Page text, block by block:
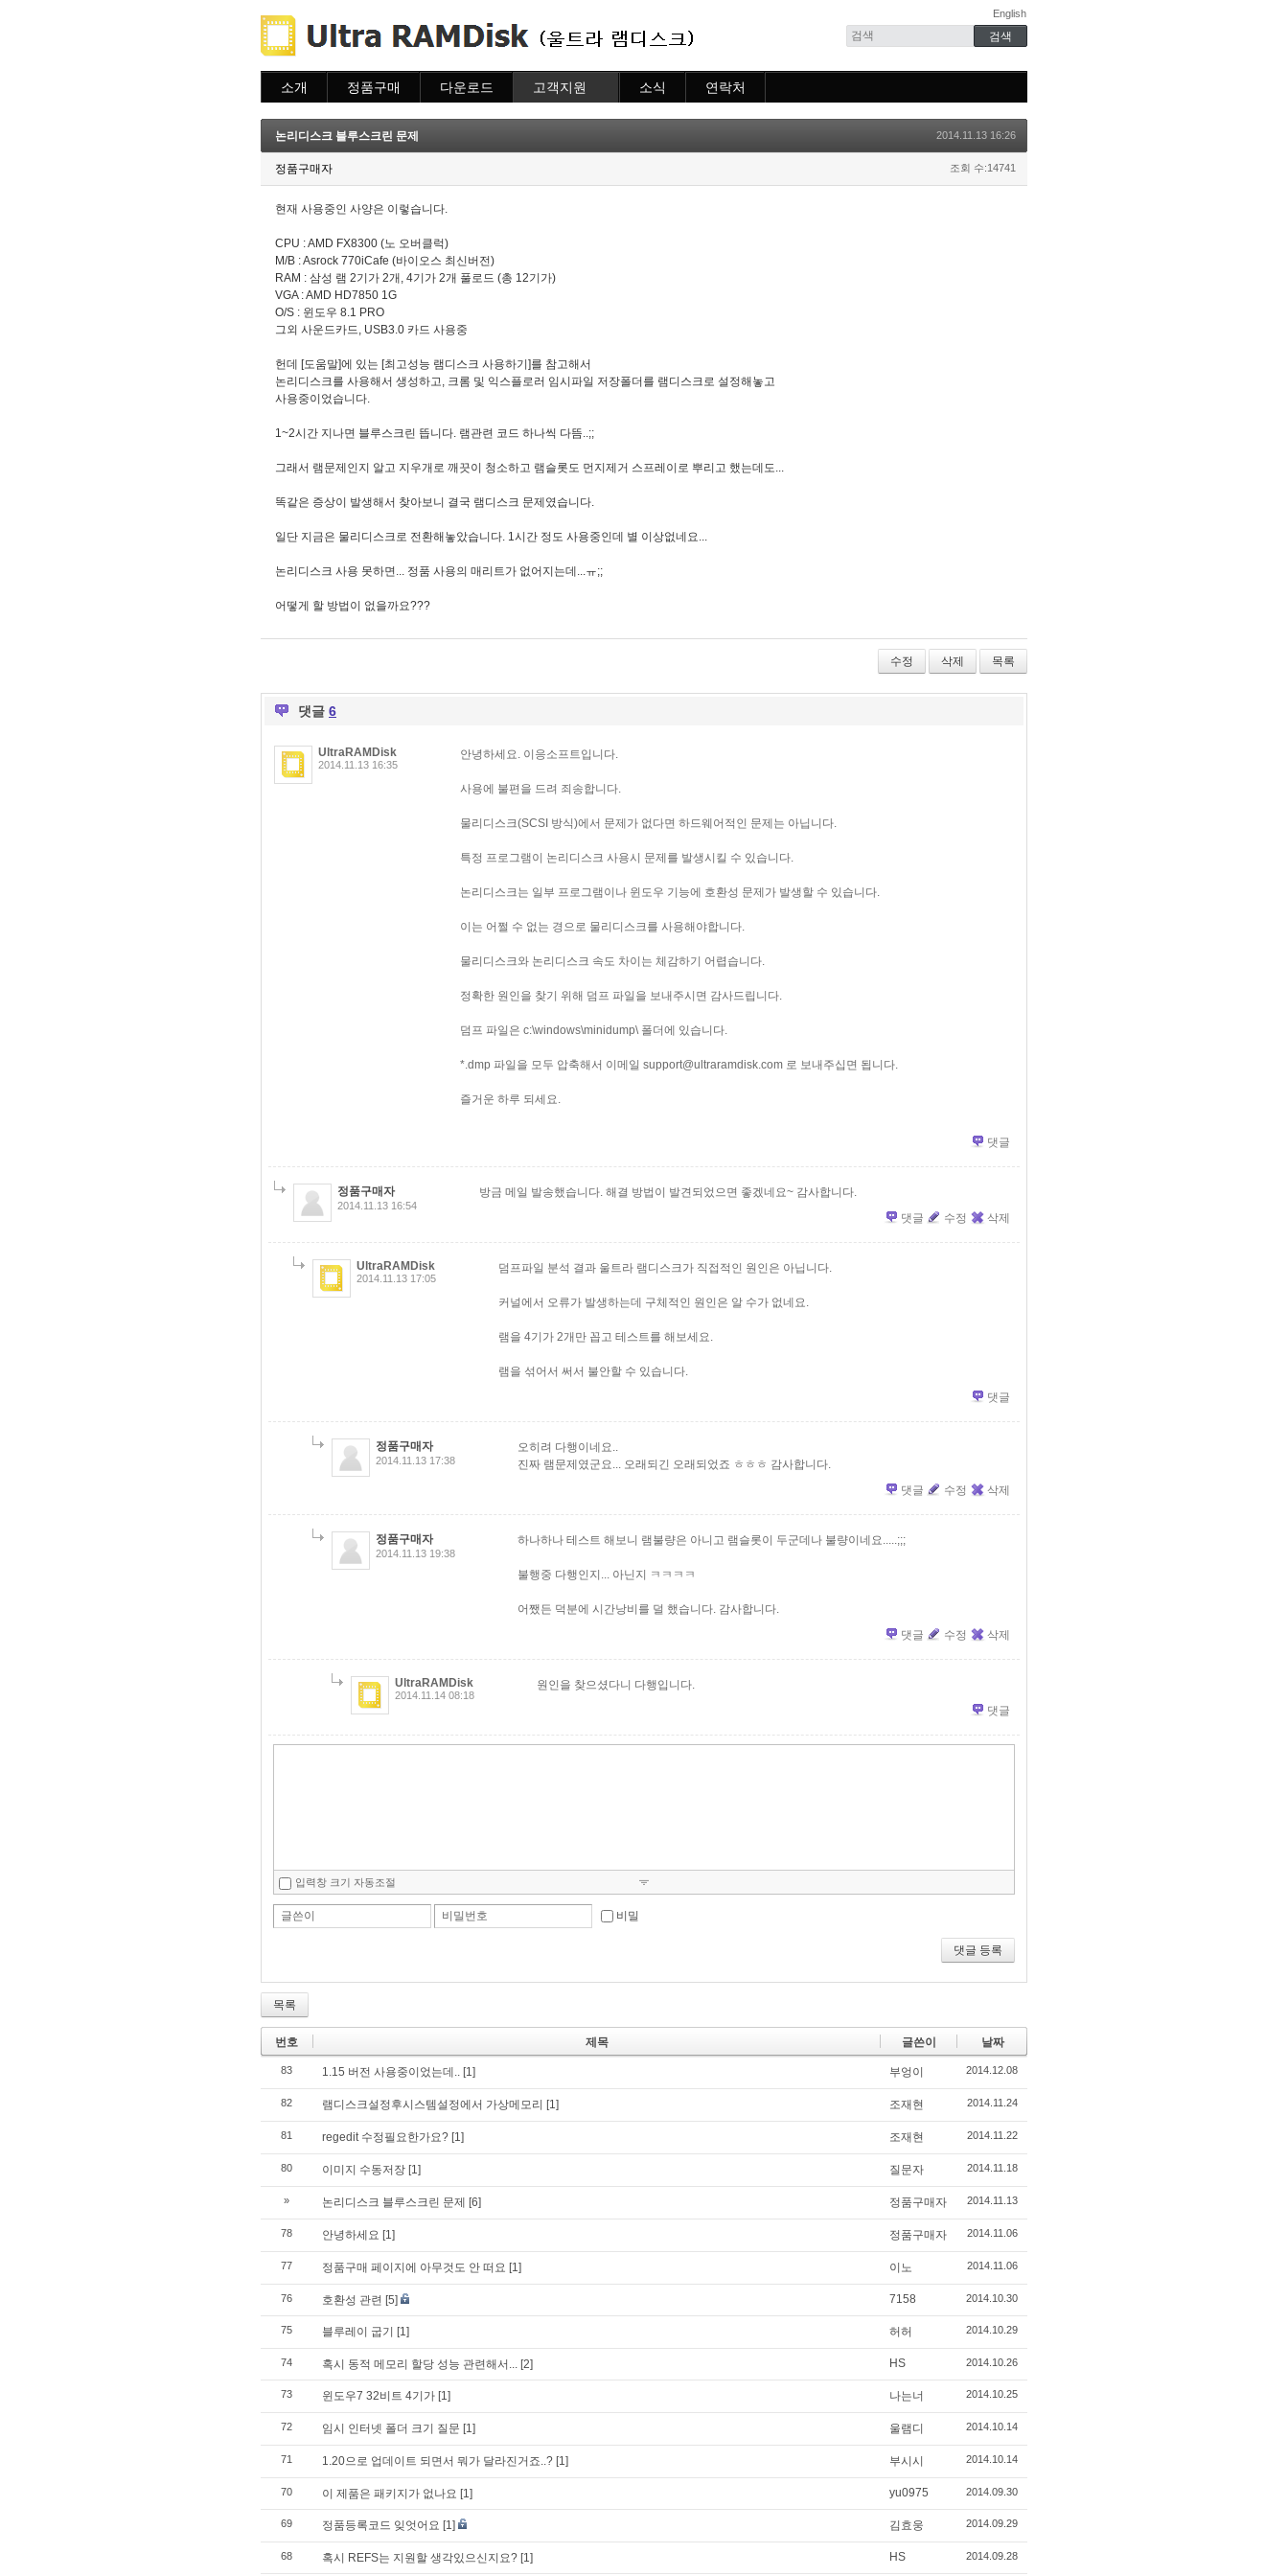
English
소개 정품구매
주문조회
이용안내
다운로드 고객지원
질문하기
소식 연락처
논리디스크 블루스크린 문제
2014.11.13 16:26
정품구매자 조회 수:14741
현재 사용중인 사양은 이렇습니다.
CPU : AMD FX8300 (노 오버클럭)
M/B : Asrock 770iCafe (바이오스 최신버전)
RAM : 삼성 램 2기가 2개, 4기가 2개 풀로드 (총 12기가)
VGA : AMD HD7850 1G
O/S : 윈도우 8.1 PRO
그외 사운드카드, USB3.0 카드 사용중
헌데 [도움말]에 있는 [최고성능 램디스크 사용하기]를 참고해서
논리디스크를 사용해서 생성하고, 크롬 및 익스플로러 임시파일 저장폴더를 램디스크로 설정해놓고
사용중이었습니다.
1~2시간 지나면 블루스크린 뜹니다. 램관련 코드 하나씩 다뜸..;;
그래서 램문제인지 알고 지우개로 깨끗이 청소하고 램슬롯도 먼지제거 스프레이로 뿌리고 했는데도...
똑같은 증상이 발생해서 찾아보니 결국 램디스크 문제였습니다.
일단 지금은 물리디스크로 전환해놓았습니다. 1시간 정도 사용중인데 별 이상없네요...
논리디스크 사용 못하면... 정품 사용의 매리트가 없어지는데...ㅠ;;
어떻게 할 방법이 없을까요???
수정 삭제 목록
댓글 6
UltraRAMDisk
2014.11.13 16:35
안녕하세요. 이응소프트입니다.
사용에 불편을 드려 죄송합니다.
물리디스크(SCSI 방식)에서 문제가 없다면 하드웨어적인 문제는 아닙니다.
특정 프로그램이 논리디스크 사용시 문제를 발생시킬 수 있습니다.
논리디스크는 일부 프로그램이나 윈도우 기능에 호환성 문제가 발생할 수 있습니다.
이는 어쩔 수 없는 경으로 물리디스크를 사용해야합니다.
물리디스크와 논리디스크 속도 차이는 체감하기 어렵습니다.
정확한 원인을 찾기 위해 덤프 파일을 보내주시면 감사드립니다.
덤프 파일은 c:\windows\minidump\ 폴더에 있습니다.
*.dmp 파일을 모두 압축해서 이메일 support@ultraramdisk.com 로 보내주십면 됩니다.
즐거운 하루 되세요.
댓글
정품구매자
2014.11.13 16:54
방금 메일 발송했습니다. 해결 방법이 발견되었으면 좋겠네요~ 감사합니다.
댓글
수정 삭제
UltraRAMDisk
2014.11.13 17:05
덤프파일 분석 결과 울트라 램디스크가 직접적인 원인은 아닙니다.
커널에서 오류가 발생하는데 구체적인 원인은 알 수가 없네요.
램을 4기가 2개만 꼽고 테스트를 해보세요.
램을 섞어서 써서 불안할 수 있습니다.
댓글
정품구매자
2014.11.13 17:38
오히려 다행이네요..
진짜 램문제였군요... 오래되긴 오래되었죠 ㅎㅎㅎ 감사합니다.
댓글
수정 삭제
정품구매자
2014.11.13 19:38
하나하나 테스트 해보니 램불량은 아니고 램슬롯이 두군데나 불량이네요.....;;;
불행중 다행인지... 아닌지 ㅋㅋㅋㅋ
어쨌든 덕분에 시간낭비를 덜 했습니다. 감사합니다.
댓글
수정 삭제
UltraRAMDisk
2014.11.14 08:18
원인을 찾으셨다니 다행입니다.
댓글
뛰
입력창 크기 자동조절
글쓴이 비밀번호 비밀
댓글 등록
목록
번호 제목 글쓴이 날짜
83 1.15 버전 사용중이었는데.. [1] 부엉이 2014.12.08
82 램디스크설정후시스템설정에서 가상메모리 [1] 조재현 2014.11.24
81 regedit 수정필요한가요? [1] 조재현 2014.11.22
80 이미지 수동저장 [1] 질문자 2014.11.18
» 논리디스크 블루스크린 문제 [6] 정품구매자 2014.11.13
78 안녕하세요 [1] 정품구매자 2014.11.06
77 정품구매 페이지에 아무것도 안 떠요 [1] 이노 2014.11.06
76 호환성 관련 [5] 7158 2014.10.30
75 블루레이 굽기 [1] 허허 2014.10.29
74 혹시 동적 메모리 할당 성능 관련해서... [2] HS 2014.10.26
73 윈도우7 32비트 4기가 [1] 나는너 2014.10.25
72 임시 인터넷 폴더 크기 질문 [1] 울램디 2014.10.14
71 1.20으로 업데이트 되면서 뭐가 달라진거죠..? [1] 부시시 2014.10.14
70 이 제품은 패키지가 없나요 [1] yu0975 2014.09.30
69 정품등록코드 잊엇어요 [1] 김효웅 2014.09.29
68 혹시 REFS는 지원할 생각있으신지요? [1] HS 2014.09.28